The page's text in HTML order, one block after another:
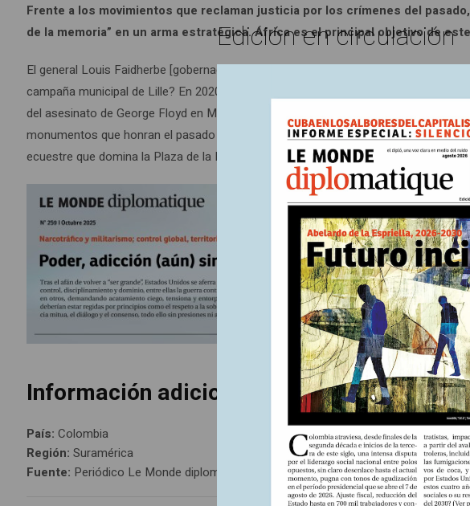
Frente a los movimientos que reclaman justicia por los crímenes del
de la memoria” en un arma estratégica. África es el principal objetivo de
El general Louis Faidherbe [gobernador del Senegal francés y fundador del
campaña municipal de Lille? En 2020, el viejo militar, oriundo de esa ciudad, fue el
del asesinato de George Floyd en Minneapolis, el movimiento Black Lives Matter
monumentos que honran el pasado esclavista y colonialista fueron objeto de
ecuestre que domina la Plaza de la República desde 1896 también fue abucheada:
Información adicional
País:Colombia
Región:Suramérica
Fuente: Periódico Le Monde diplomatique, edición Colombia Nº259, septiembre
Edición en circulación